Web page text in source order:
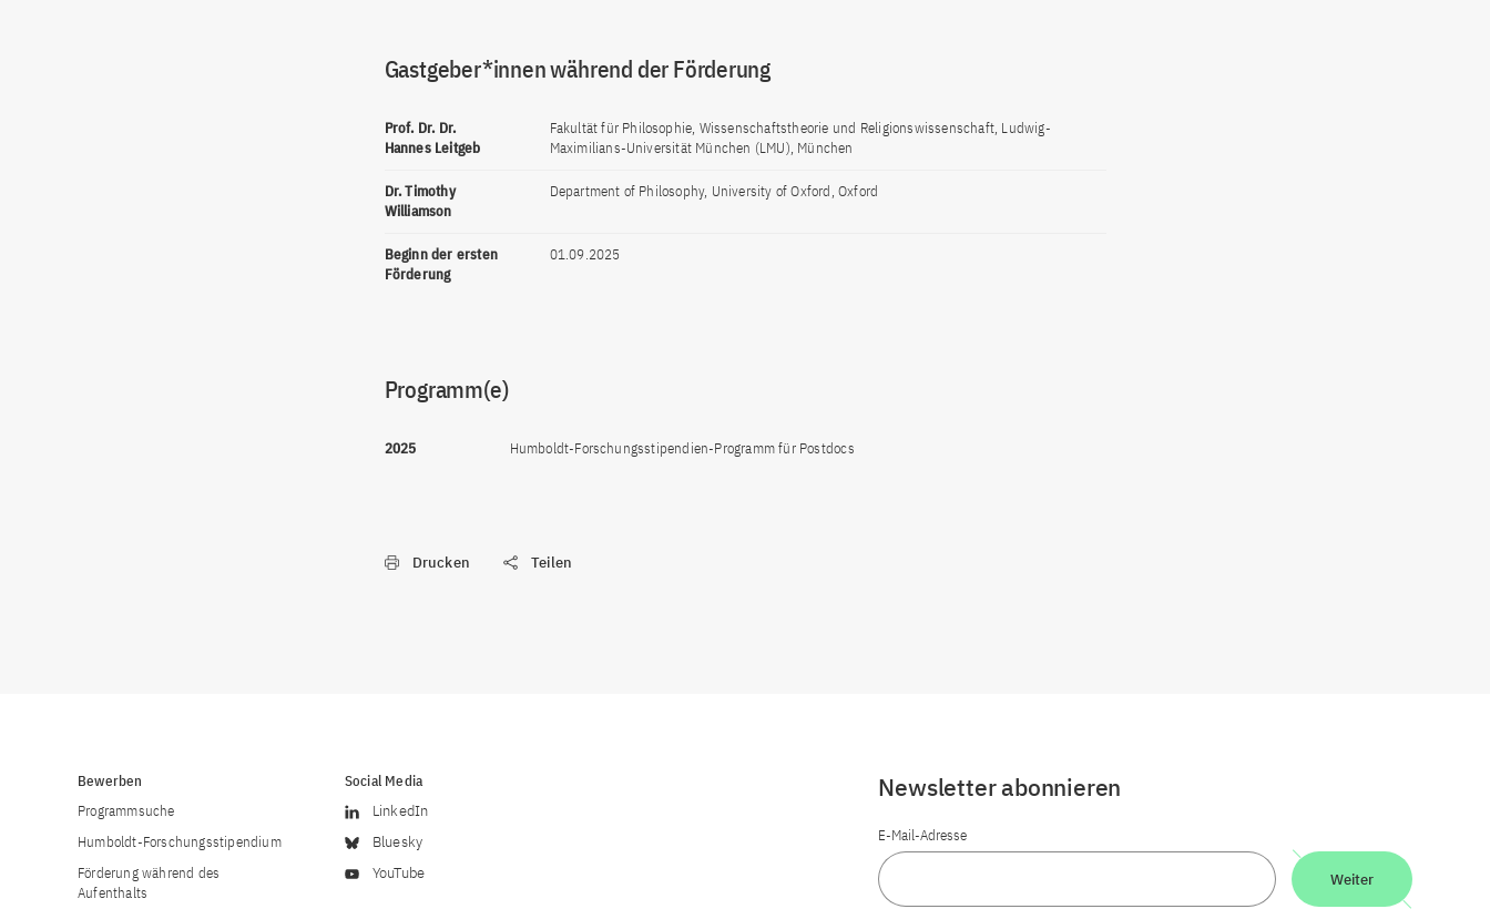
Gastgeber*innen während der Förderung
Prof. Dr. Dr.
Hannes Leitgeb
Fakultät für Philosophie, Wissenschaftstheorie und Religionswissenschaft, Ludwig-
Maximilians-Universität München (LMU), München
Dr. Timothy
Williamson
Department of Philosophy, University of Oxford, Oxford
Beginn der ersten
Förderung
01.09.2025
Programm(e)
2025 Humboldt-Forschungsstipendien-Programm für Postdocs
Drucken Teilen
Bewerben
Programmsuche
Humboldt-Forschungsstipendium
Förderung während des
Aufenthalts
Social Media
LinkedIn
Bluesky
YouTube
Newsletter abonnieren
E-Mail-Adresse
Weiter